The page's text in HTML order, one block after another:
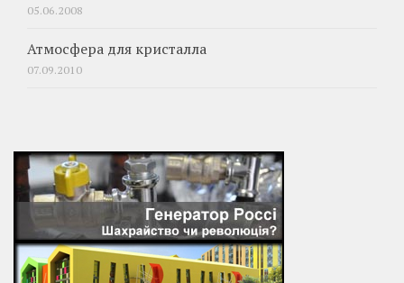
05.06.2008
Атмосфера для кристалла
07.09.2010